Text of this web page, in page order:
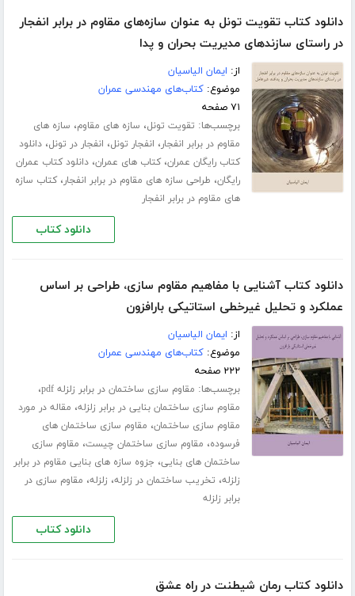
دانلود کتاب تقویت تونل به عنوان سازه‌های مقاوم در برابر انفجار
در راستای سازندهای مدیریت بحران و پدا
از: ایمان الیاسیان
موضوع:کتاب‌های مهندسی عمران
۷۱ صفحه
برچسب‌ها: تقویت تونل، سازه های مقاوم، سازه های
مقاوم در برابر انفجار، انفجار تونل، انفجار در تونل،دانلود
کتاب رایگان عمران،کتاب های عمران،دانلود کتاب عمران
رایگان، طراحی سازه های مقاوم در برابر انفجار،کتاب سازه
های مقاوم در برابر انفجار
دانلود کتاب
دانلود کتاب آشنایی با مفاهیم مقاوم سازی، طراحی بر اساس
عملکرد و تحلیل غیرخطی استاتیکی بارافزون
از: ایمان الیاسیان
موضوع:کتاب‌های مهندسی عمران
۲۲۲ صفحه
برچسب‌ها: مقاوم سازی ساختمان در برابر زلزله pdf ،
مقاوم سازی ساختمان بنایی در برابر زلزله، مقاله در مورد
مقاوم سازی ساختمان، مقاوم سازی ساختمان های
فرسوده، مقاوم سازی ساختمان چیست، مقاوم سازی
ساختمان های بنایی، جزوه سازه های بنایی مقاوم در برابر
زلزله، تخریب ساختمان در زلزله، زلزله، مقاوم سازی در
برابر زلزله
دانلود کتاب
دانلود کتاب رمان شیطنت در راه عشق